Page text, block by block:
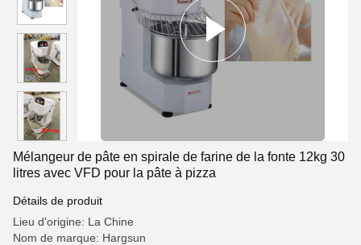
Mélangeur de pâte en spirale de farine de la fonte 12kg 30
litres avec VFD pour la pâte à pizza
Détails de produit
Lieu d'origine: La Chine
Nom de marque: Hargsun